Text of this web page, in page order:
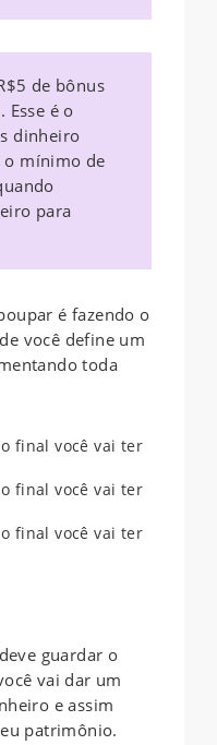
de bônus
Esse é o
dinheiro
o mínimo de
para
é fazendo o
você define um
toda
final você vai ter
final você vai ter
final você vai ter
guardar o
vai dar um
e assim
patrimônio.